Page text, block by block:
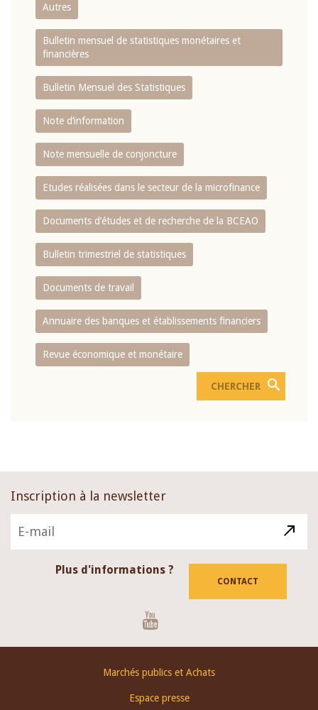
Autres
Bulletin mensuel de statistiques monétaires et
financières
Bulletin Mensuel des Statistiques
Note d’information
Note mensuelle de conjoncture
Etudes réalisées dans le secteur de la microfinance
Documents d’études et de recherche de la BCEAO
Bulletin trimestriel de statistiques
Documents de travail
Annuaire des banques et établissements financiers
Revue économique et monétaire
Inscription à la newsletter
Plus d'informations ?
CONTACT
Marchés publics et Achats
Espace presse